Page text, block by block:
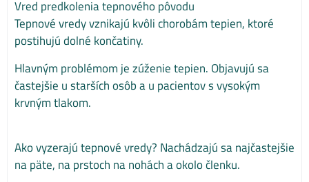
Vred predkolenia tepnového pôvodu
Tepnové vredy vznikajú kvôli chorobám tepien, ktoré
postihujú dolné končatiny.
Hlavným problémom je zúženie tepien. Objavujú sa
častejšie u starších osôb a u pacientov s vysokým
krvným tlakom.
Ako vyzerajú tepnové vredy? Nachádzajú sa najčastejšie
na päte, na prstoch na nohách a okolo členku.